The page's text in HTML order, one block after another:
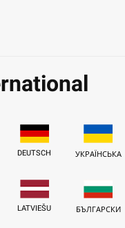
DEUTSCH УКРАЇНСЬКА
LATVIEŠU БЪЛГАРСКИ